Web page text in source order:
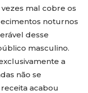
mal cobre os
noturnos
desse
masculino.
a
não se
acabou